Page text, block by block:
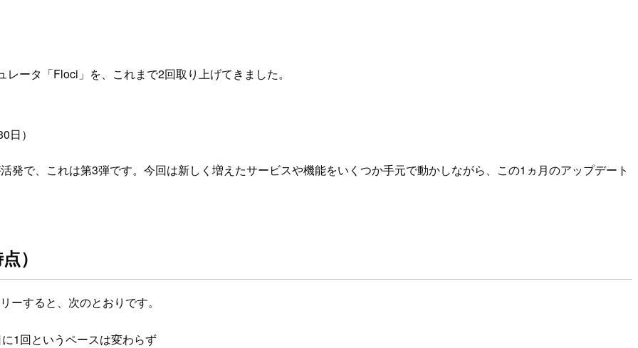
ータ「Floci」を、これまで2回取り上げてきました。
日）
発で、これは第3弾です。今回は新しく増えたサービスや機能をいくつか手元で動かしながら、この1ヵ月のアップデート
）
ーすると、次のとおりです。
1回というペースは変わらず